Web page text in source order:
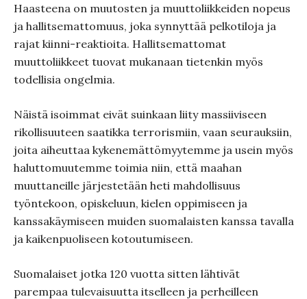
Haasteena on muutosten ja muuttoliikkeiden nopeus
ja hallitsemattomuus, joka synnyttää pelkotiloja ja
rajat kiinni-reaktioita. Hallitsemattomat
muuttoliikkeet tuovat mukanaan tietenkin myös
todellisia ongelmia.
Näistä isoimmat eivät suinkaan liity massiiviseen
rikollisuuteen saatikka terrorismiin, vaan seurauksiin,
joita aiheuttaa kykenemättömyytemme ja usein myös
haluttomuutemme toimia niin, että maahan
muuttaneille järjestetään heti mahdollisuus
työntekoon, opiskeluun, kielen oppimiseen ja
kanssakäymiseen muiden suomalaisten kanssa tavalla
ja kaikenpuoliseen kotoutumiseen.
Suomalaiset jotka 120 vuotta sitten lähtivät
parempaa tulevaisuutta itselleen ja perheilleen